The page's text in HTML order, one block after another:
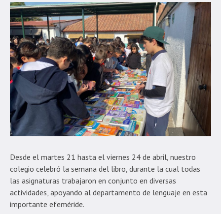
Desde el martes 21 hasta el viernes 24 de abril, nuestro
colegio celebró la semana del libro, durante la cual todas
las asignaturas trabajaron en conjunto en diversas
actividades, apoyando al departamento de lenguaje en esta
importante efeméride.